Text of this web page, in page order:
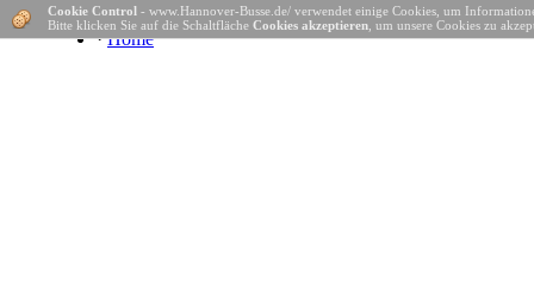
· Home
Cookie Control - www.Hannover-Busse.de/ verwendet einige Cookies, um
Bitte klicken Sie auf die Schaltfläche Cookies akzeptieren , um unsere Cookies zu